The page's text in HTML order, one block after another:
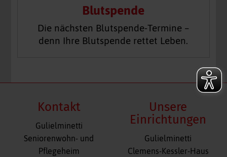
Blutspende
Die nächsten Blutspende-Termine –
denn Ihre Blutspende rettet Leben.
Kontakt
Gulielminetti
Seniorenwohn- und
Pflegeheim
Unsere
Einrichtungen
Navigation
überspringen
Gulielminetti
Clemens-Kessler-Haus